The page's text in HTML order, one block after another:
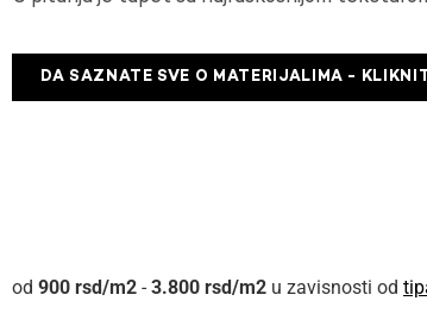
DA SAZNATE SVE O MATERIJALIMA -
900 rsd - 3.800 rsd u zavisnosti od